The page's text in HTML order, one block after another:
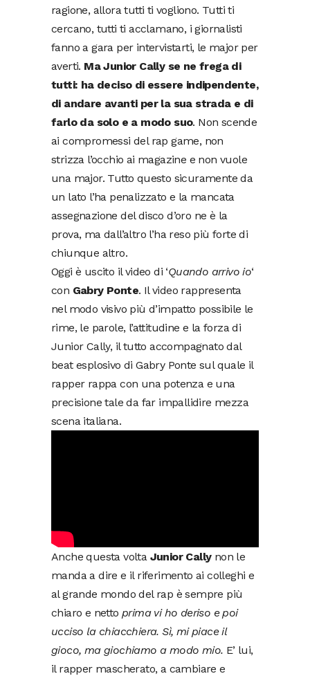
ragione, allora tutti ti vogliono. Tutti ti
cercano, tutti ti acclamano, i giornalisti
fanno a gara per intervistarti, le major per
averti. Ma Junior Cally se ne frega di
tutti: ha deciso di essere indipendente,
di andare avanti per la sua strada e di
farlo da solo e a modo suo. Non scende
ai compromessi del rap game, non
strizza l’occhio ai magazine e non vuole
una major. Tutto questo sicuramente da
un lato l’ha penalizzato e la mancata
assegnazione del disco d’oro ne è la
prova, ma dall’altro l’ha reso più forte di
chiunque altro.
Oggi è uscito il video di ‘Quando arrivo io‘
con Gabry Ponte. Il video rappresenta
nel modo visivo più d’impatto possibile le
rime, le parole, l’attitudine e la forza di
Junior Cally, il tutto accompagnato dal
beat esplosivo di Gabry Ponte sul quale il
rapper rappa con una potenza e una
precisione tale da far impallidire mezza
scena italiana.
Anche questa volta Junior Callynon le
manda a dire e il riferimento ai colleghi e
al grande mondo del rap è sempre più
chiaro e nettoprima vi ho deriso e poi
ucciso la chiacchiera. Sì, mi piace il
gioco, ma giochiamo a modo mio. E’ lui,
il rapper mascherato, a cambiare e